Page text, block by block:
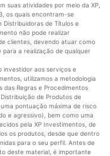
suas atividades por meio da XP,
os quais encontram-se
de Títulos e
não pode realizar
clientes, devendo atuar como
a realização de qualquer
investidor aos serviços e
utilizamos a metodologia
Regras e Procedimentos
de Produtos de
pontuação máxima de risco
e agressivo), bem como uma
pela XP Investimentos, de
os produtos, desde que dentro
para o seu perfil. Antes de
deste material, é importante